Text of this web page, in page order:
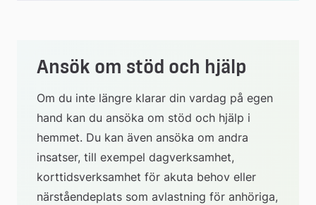
Ansök om stöd och hjälp
Om du inte längre klarar din vardag på egen
hand kan du ansöka om stöd och hjälp i
hemmet. Du kan även ansöka om andra
insatser, till exempel dagverksamhet,
korttidsverksamhet för akuta behov eller
närståendeplats som avlastning för anhöriga,